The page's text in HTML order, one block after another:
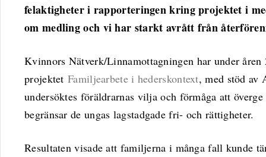
felaktigheter i rapporteringen kring projektet i
om medling och vi har starkt avrått från
Kvinnors Nätverk/Linnamottagningen har under
projektet Familjearbete i hederskontext, med stöd av
undersöktes föräldrarnas vilja och förmåga att
begränsar de ungas lagstadgade fri- och rättigheter.
Resultaten visade att familjerna i många fall kunde